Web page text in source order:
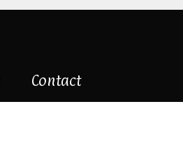
Contact